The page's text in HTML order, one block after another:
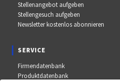
Stellenangebot aufgeben
Stellengesuch aufgeben
Newsletter kostenlos abonnieren
SERVICE
Firmendatenbank
Produktdatenbank